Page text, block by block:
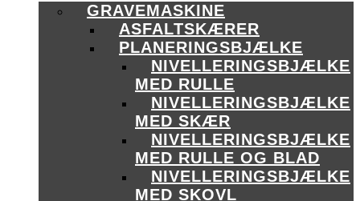
GRAVEMASKINE
ASFALTSKÆRER
PLANERINGSBJÆLKE
NIVELLERINGSBJÆLKE
MED RULLE
NIVELLERINGSBJÆLKE
MED SKÆR
NIVELLERINGSBJÆLKE
MED RULLE OG BLAD
NIVELLERINGSBJÆLKE
MED SKOVL